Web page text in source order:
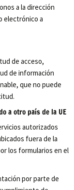
a la dirección
electrónico a
de acceso,
de información
que no puede
a otro país de la UE
autorizados
fuera de la
los formularios en el
por parte de